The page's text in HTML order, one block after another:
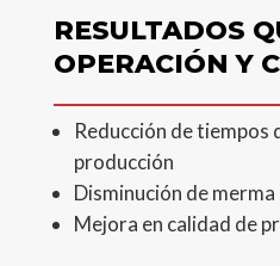
RESULTADOS
OPERACIÓN Y
Reducción de tiempos
producción
Disminución de
Mejora en calidad de